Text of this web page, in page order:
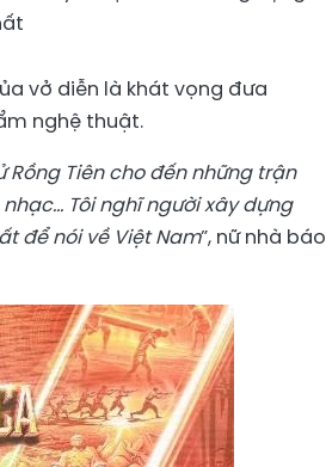
vở diễn là khát vọng đưa
nghệ thuật.
Rồng Tiên cho đến những trận
Tôi nghĩ người xây dựng
để nói về Việt Nam”, nữ nhà báo